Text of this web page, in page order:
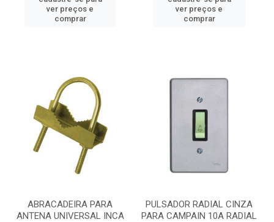
ver preços e
comprar
ver preços e
comprar
ABRACADEIRA PARA
ANTENA UNIVERSAL INCA
PULSADOR RADIAL CINZA
PARA CAMPAIN 10A RADIAL